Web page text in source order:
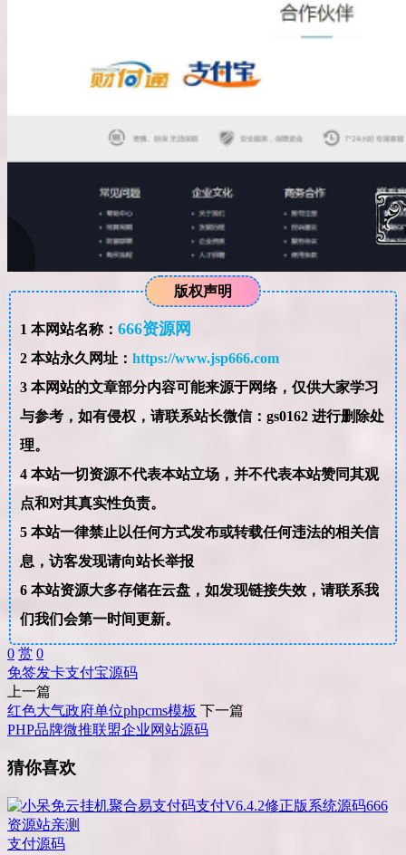
版权声明
1 本网站名称： 666资源网
2本站永久网址： https://www.jsp666.com
3本网站的文章部分内容可能来源于网络，仅供大家学习
与参考，如有侵权，请联系站长微信：gs0162 进行删除处
理。
4本站一切资源不代表本站立场，并不代表本站赞同其观
点和对其真实性负责。
5本站一律禁止以任何方式发布或转载任何违法的相关信
息，访客发现请向站长举报
6本站资源大多存储在云盘，如发现链接失效，请联系我
们我们会第一时间更新。
0 赏 0
免签发卡支付宝源码
上一篇
红色大气政府单位phpcms模板 下一篇
PHP品牌微推联盟企业网站源码
猜你喜欢
支付源码